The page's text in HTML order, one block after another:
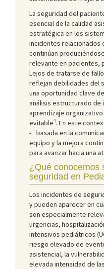
La seguridad del
esencial de la calidad
estratégica en los
incidentes relacionados
continúan
relevante en pacientes,
Lejos de tratarse de
reflejan debilidades del
una oportunidad clave
análisis estructurado de
aprendizaje
evitable4. En este
-─basada en la
equipo y la mejora
para avanzar hacia una
¿Qué conocemos
seguridad en
Los incidentes de
y pueden aparecer en
son especialmente
urgencias,
intensivos pediátricos
riesgo elevado de
asistencial, la
elevada intensidad de